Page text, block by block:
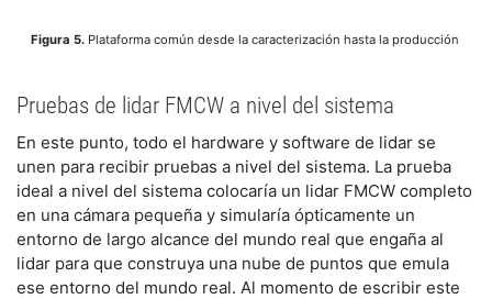
Figura 5. Plataforma común desde la caracterización hasta la producción
Pruebas de lidar FMCW a nivel del sistema
En este punto, todo el hardware y software de lidar se
unen para recibir pruebas a nivel del sistema. La prueba
ideal a nivel del sistema colocaría un lidar FMCW completo
en una cámara pequeña y simularía ópticamente un
entorno de largo alcance del mundo real que engaña al
lidar para que construya una nube de puntos que emula
ese entorno del mundo real. Al momento de escribir este